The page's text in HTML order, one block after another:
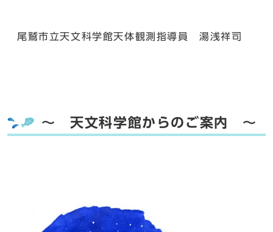
尾鷲市立天文科学館天体観測指導員 湯浅祥司
～ 天文科学館からのご案内 ～